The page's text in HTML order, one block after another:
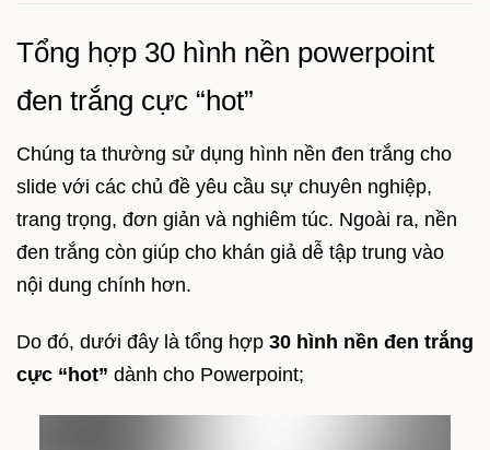
Tổng hợp 30 hình nền powerpoint
đen trắng cực “hot”
Chúng ta thường sử dụng hình nền đen trắng cho
slide với các chủ đề yêu cầu sự chuyên nghiệp,
trang trọng, đơn giản và nghiêm túc. Ngoài ra, nền
đen trắng còn giúp cho khán giả dễ tập trung vào
nội dung chính hơn.
Do đó, dưới đây là tổng hợp 30 hình nền đen trắng
cực “hot” dành cho Powerpoint;